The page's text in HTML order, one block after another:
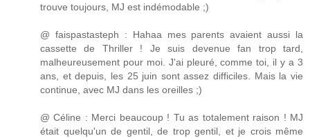
trouve toujours, MJ est indémodable ;)
@ faispastasteph : Hahaa mes parents avaient aussi la
cassette de Thriller ! Je suis devenue fan trop tard,
malheureusement pour moi. J'ai pleuré, comme toi, il y a 3
ans, et depuis, les 25 juin sont assez difficiles. Mais la vie
continue, avec MJ dans les oreilles ;)
@ Céline : Merci beaucoup ! Tu as totalement raison ! MJ
était quelqu'un de gentil, de trop gentil, et je crois même